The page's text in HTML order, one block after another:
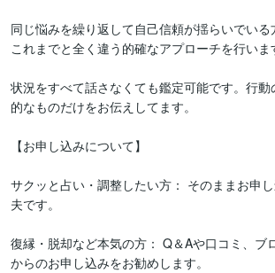
同じ悩みを繰り返して自己信頼が揺らいでいる
これまでと全く違う的確なアプローチを行いま
状況をすべて話さなくても鑑定可能です。行
的なものだけをお伝えしてます。
【お申し込みについて】
サクッと占い・調整したい方： そのままお申
夫です。
復縁・脱却など本気の方： Q＆Aや口コミ、ブ
からのお申し込みをお勧めします。